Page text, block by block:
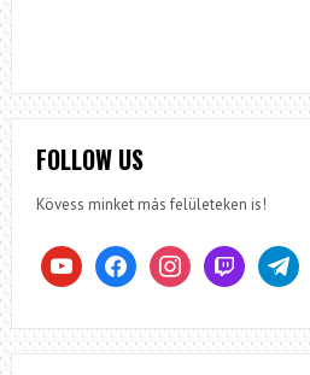
FOLLOW US
Kövess minket más felületeken is!
youtube facebookinstagramtwitch telegram